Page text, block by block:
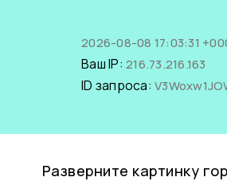
2026-08-08 17:03:31
Ваш IP: 216.73.216.163
ID запроса:
Разверните картинку